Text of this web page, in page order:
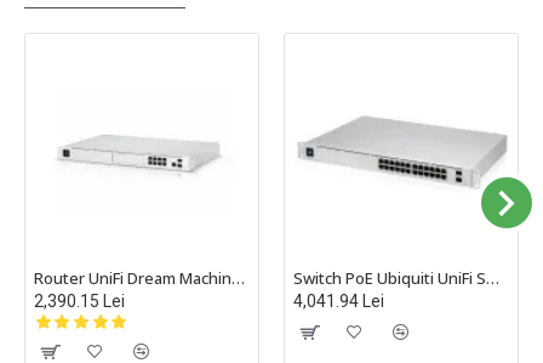
Router UniFi Dream Machine Pro Ubiquiti, rackabil 1U - UDM-Pro
2,390.15 Lei
Switch PoE Ubiquiti UniFi Switch PRO cu 24 porturi Gigabit, 2xSFP+, managed, rackabil - USW-PRO-24-POE
4,041.94 Lei